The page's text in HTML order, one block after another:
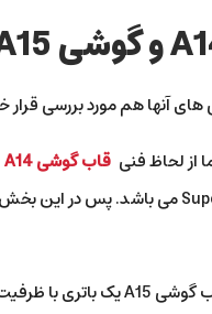
آنها هم مورد بررسی
قاب گوشی A14